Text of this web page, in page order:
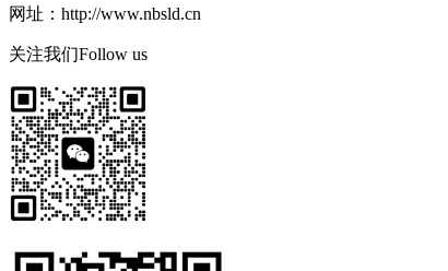
网址：http://www.nbsld.cn
关注我们Follow us